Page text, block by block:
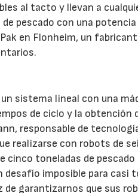
al tacto y llevan a
pescado con una
en Flonheim, un
sistema lineal con una
de ciclo y la obtención
responsable de
realizarse con robots de
toneladas de pescado
desafío imposible para
garantizarnos que sus
22/07/2026